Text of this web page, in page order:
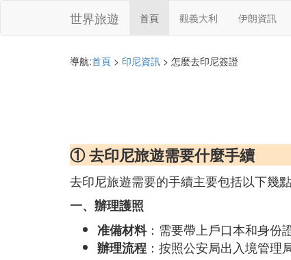
世界旅遊 首頁 觀義大利 伊朗資訊
導航:首頁 > 印尼資訊 > 怎麼去印尼簽證
① 去印尼旅遊需要什麼手續
去印尼旅遊需要的手續主要包括以下幾點
一、辦理護照
准備材料：需要帶上戶口本和身份
辦理流程 ：按照公安局出入境管理